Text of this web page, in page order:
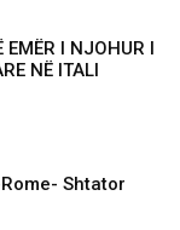
I NJOHUR I
NË ITALI
Shtator